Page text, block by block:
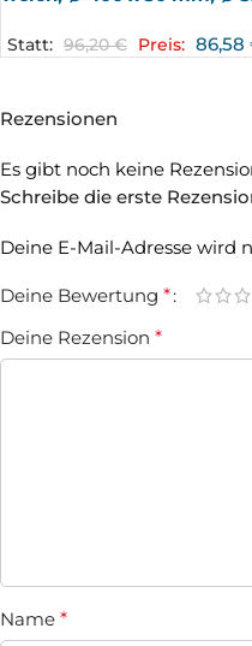
Statt: 96,20€ Preis: 86,58
Rezensionen
Es gibt noch keine
Schreibe die erste
Deine E-Mail-Adresse wird
Deine Bewertung *
Deine Rezension *
Name *